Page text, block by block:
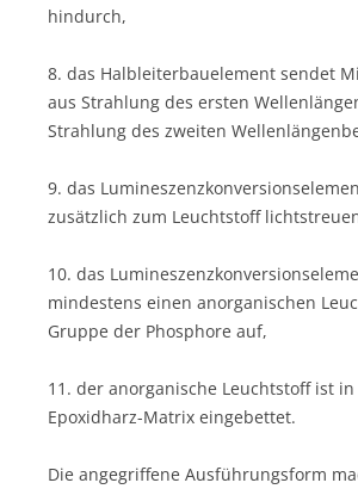
hindurch,
8. das Halbleiterbauelement sendet
aus Strahlung des ersten
Strahlung des zweiten
9. das
zusätzlich zum Leuchtstoff
10. das
mindestens einen anorganischen
Gruppe der Phosphore auf,
11. der anorganische Leuchtstoff ist
Epoxidharz-Matrix eingebettet.
Die angegriffene Ausführungsform